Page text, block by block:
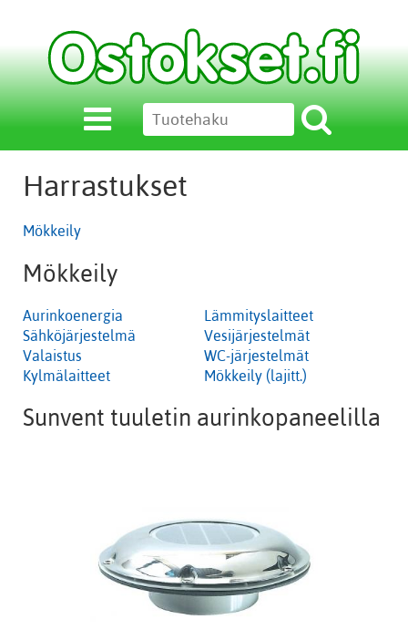
Harrastukset
Mökkeily
Mökkeily
Aurinkoenergia
Sähköjärjestelmä
Valaistus
Kylmälaitteet
Lämmityslaitteet
Vesijärjestelmät
WC-järjestelmät
Mökkeily (lajitt.)
Sunvent tuuletin aurinkopaneelilla